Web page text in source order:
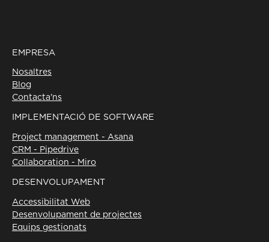
EMPRESA
Nosaltres
Blog
Contacta'ns
IMPLEMENTACIÓ DE SOFTWARE
Project management - Asana
CRM - Pipedrive
Collaboration - Miro
DESENVOLUPAMENT
Accessibilitat Web
Desenvolupament de projectes
Equips gestionats